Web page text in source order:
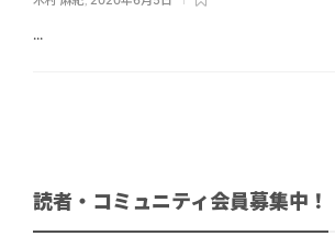
...
読者・コミュニティ会員募集中！